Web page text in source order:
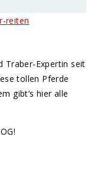
Traber-Expertin seit
tollen Pferde
gibt’s hier alle